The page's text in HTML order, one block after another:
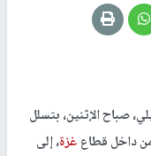
صباح الإثنين، بتسلل
داخل قطاعغزة، إلى